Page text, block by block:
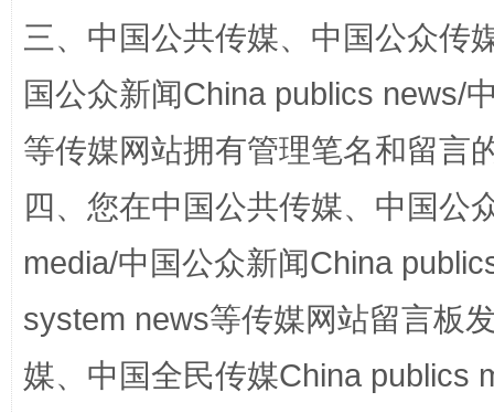
三、中国公共传媒、中国公众传
国公众新闻China publics news/
等传媒网站拥有管理笔名和留言
四、您在中国公共传媒、中国公
media/中国公众新闻China
system news等传媒网站留言板
媒、中国全民传媒China publics